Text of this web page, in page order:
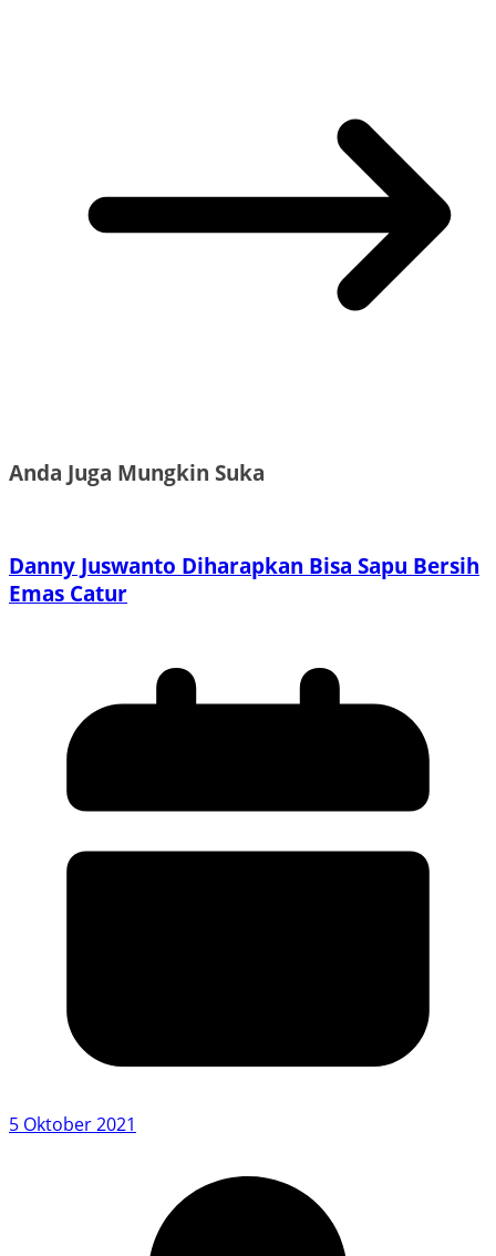
Anda Juga Mungkin Suka
Danny Juswanto Diharapkan Bisa Sapu Bersih
Emas Catur
5 Oktober 2021